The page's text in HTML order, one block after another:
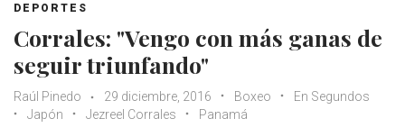
DEPORTES
Corrales: "Vengo con más ganas de
seguir triunfando"
Raúl Pinedo 29 diciembre, 2016 Boxeo
En Segundos
Japón
Jezreel Corrales Panamá